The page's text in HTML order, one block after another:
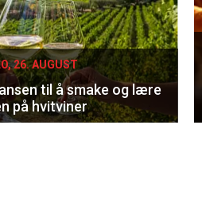
26. AUGUST
til å smake og lære
på hvitviner